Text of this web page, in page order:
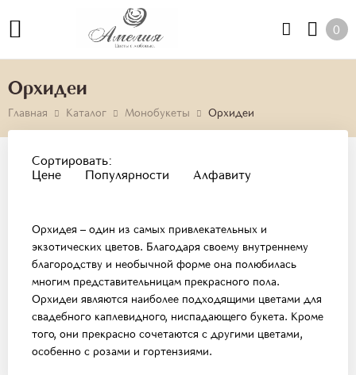
0
Орхидеи
Главная Каталог Монобукеты Орхидеи
Сортировать:
Цене
Популярности Алфавиту
Орхидея – один из самых привлекательных и
экзотических цветов. Благодаря своему внутреннему
благородству и необычной форме она полюбилась
многим представительницам прекрасного пола.
Орхидеи являются наиболее подходящими цветами для
свадебного каплевидного, ниспадающего букета. Кроме
того, они прекрасно сочетаются с другими цветами,
особенно с розами и гортензиями.